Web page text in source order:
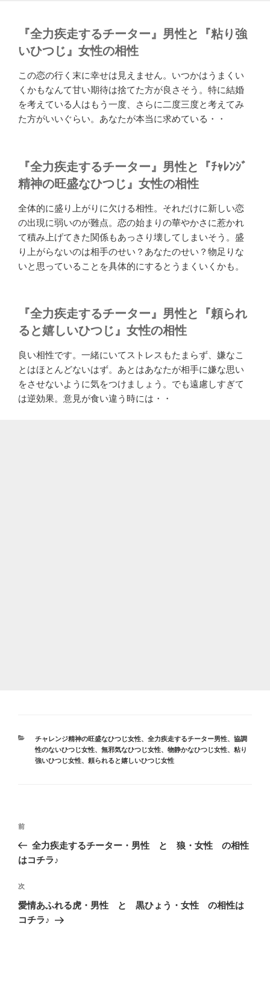
『全力疾走するチーター』男性と『粘り強
いひつじ』女性の相性
この恋の行く末に幸せは見えません。いつかはうまくい
くかもなんて甘い期待は捨てた方が良さそう。特に結婚
を考えている人はもう一度、さらに二度三度と考えてみ
た方がいいぐらい。あなたが本当に求めている・・
『全力疾走するチーター』男性と『ﾁｬﾚﾝｼﾞ
精神の旺盛なひつじ』女性の相性
全体的に盛り上がりに欠ける相性。それだけに新しい恋
の出現に弱いのが難点。恋の始まりの華やかさに惹かれ
て積み上げてきた関係もあっさり壊してしまいそう。盛
り上がらないのは相手のせい？あなたのせい？物足りな
いと思っていることを具体的にするとうまくいくかも。
『全力疾走するチーター』男性と『頼られ
ると嬉しいひつじ』女性の相性
良い相性です。一緒にいてストレスもたまらず、嫌なこ
とはほとんどないはず。あとはあなたが相手に嫌な思い
をさせないように気をつけましょう。でも遠慮しすぎて
は逆効果。意見が食い違う時には・・
カ
テ
ゴ
チャレンジ精神の旺盛なひつじ女性、 全力疾走するチーター男性、 協調
性のないひつじ女性、 無邪気なひつじ女性、 物静かなひつじ女性、 粘り
強いひつじ女性、 頼られると嬉しいひつじ女性
投
ナ
ゲ
ー
シ
前
の
投
前
全力疾走するチーター・男性 と 狼・女性 の相性
はコチラ♪
次
の
投
次
愛情あふれる虎・男性 と 黒ひょう・女性 の相性は
コチラ♪